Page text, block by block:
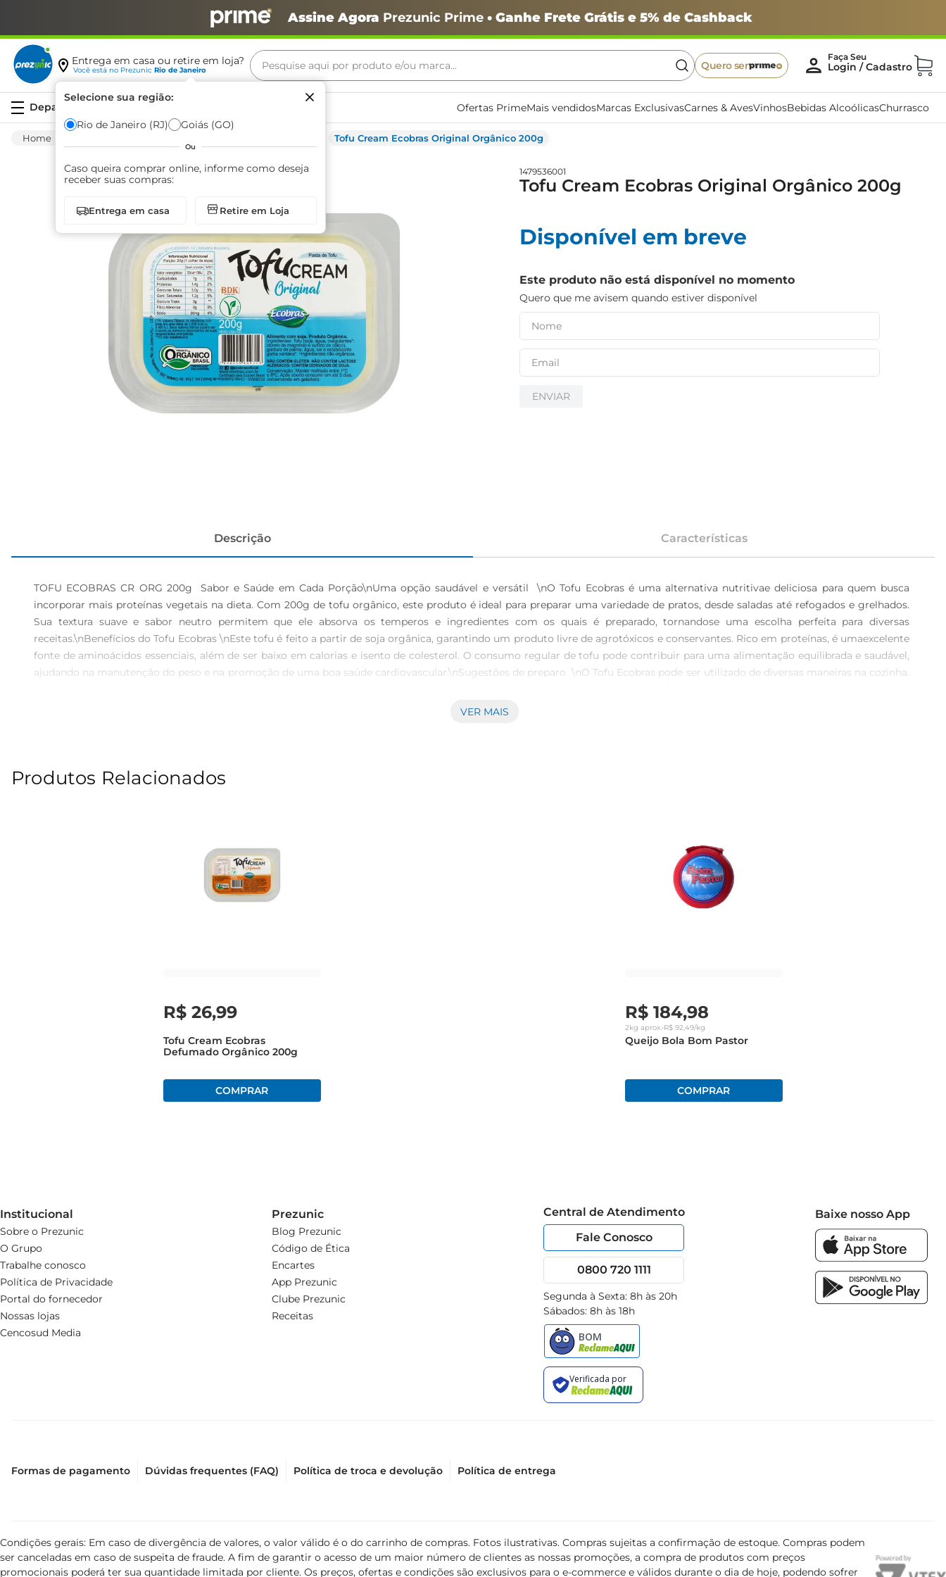
Assine Agora Prezunic Prime• Ganhe Frete Grátis e 5% de Cashback
Entrega em casa ou retire em loja?
Você está no Prezunic Rio de Janeiro
Selecione sua região:
Rio de Janeiro (RJ) Goiás (GO)
Ou
Caso queira comprar online, informe como deseja
receber suas compras:
Entrega em casa Retire em Loja
Pesquise aqui por produto e/ou marca...
Quero ser
Ofertas PrimeMais vendidosMarcas ExclusivasCarnes & AvesVinhosBebidas AlcoólicasChurrasco
Tofu Cream Ecobras Original Orgânico 200g
1479536001
Tofu Cream Ecobras Original Orgânico 200g
Disponível em breve
Este produto não está disponível no momento
Quero que me avisem quando estiver disponível
ENVIAR
Descrição Características
TOFU ECOBRAS CR ORG 200g  Sabor e Saúde em Cada Porção\nUma opção saudável e versátil  \nO Tofu Ecobras é uma alternativa nutritivae deliciosa para quem busca
incorporar mais proteínas vegetais na dieta. Com 200g de tofu orgânico, este produto é ideal para preparar uma variedade de pratos, desde saladas até refogados e grelhados.
Sua textura suave e sabor neutro permitem que ele absorva os temperos e ingredientes com os quais é preparado, tornandose uma escolha perfeita para diversas
receitas.\nBenefícios do Tofu Ecobras \nEste tofu é feito a partir de soja orgânica, garantindo um produto livre de agrotóxicos e conservantes. Rico em proteínas, é umaexcelente
fonte de aminoácidos essenciais, além de ser baixo em calorias e isento de colesterol. O consumo regular de tofu pode contribuir para uma alimentação equilibrada e saudável,
ajudando na manutenção do peso e na promoção de uma boa saúde cardiovascular.\nSugestões de preparo  \nO Tofu Ecobras pode ser utilizado de diversas maneiras na cozinha.
em sobremesas, como um substituto do queijo. Sua versatilidade faz dele um ingrediente indispensável para quem deseja explorar novas possibilidades
VER MAIS
Produtos Relacionados
R$ 26,99
Tofu Cream Ecobras
Defumado Orgânico 200g
R$ 184,98
2kg aprox.•R$ 92,49/kg
Queijo Bola Bom Pastor
Institucional
Sobre o Prezunic
O Grupo
Trabalhe conosco
Política de Privacidade
Portal do fornecedor
Nossas lojas
Cencosud Media
Prezunic
Blog Prezunic
Código de Ética
Encartes
App Prezunic
Clube Prezunic
Receitas
Central de Atendimento
Fale Conosco
0800 720 1111
Segunda à Sexta: 8h às 20h
Sábados: 8h às 18h
Baixe nosso App
Formas de pagamento Dúvidas frequentes (FAQ) Política de troca e devolução Política de entrega
Condições gerais: Em caso de divergência de valores, o valor válido é o do carrinho de compras. Fotos ilustrativas. Compras sujeitas a confirmação de estoque. Compras podem
ser canceladas em caso de suspeita de fraude. A fim de garantir o acesso de um maior número de clientes as nossas promoções, a compra de produtos com preços
promocionais poderá ter sua quantidade limitada por cliente. Os preços, ofertas e condições são exclusivos para o e-commerce e válidos durante o dia de hoje, podendo sofrer
Termos mais buscados
café
biscoito
azeite
arroz
iogurte
papel higiênico
cerveja